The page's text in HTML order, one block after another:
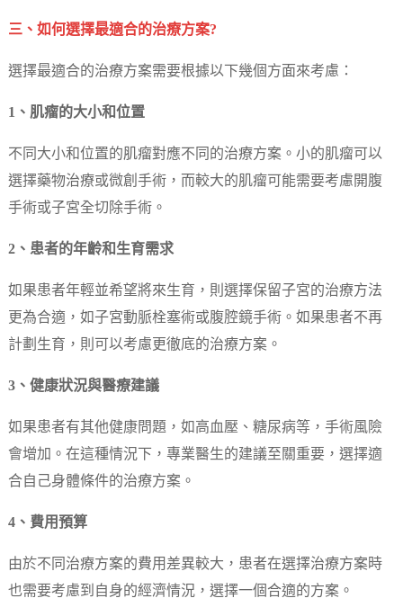
三、如何選擇最適合的治療方案?
選擇最適合的治療方案需要根據以下幾個方面來考慮：
1、肌瘤的大小和位置
不同大小和位置的肌瘤對應不同的治療方案。小的肌瘤可以
選擇藥物治療或微創手術，而較大的肌瘤可能需要考慮開腹
手術或子宮全切除手術。
2、患者的年齡和生育需求
如果患者年輕並希望將來生育，則選擇保留子宮的治療方法
更為合適，如子宮動脈栓塞術或腹腔鏡手術。如果患者不再
計劃生育，則可以考慮更徹底的治療方案。
3、健康狀況與醫療建議
如果患者有其他健康問題，如高血壓、糖尿病等，手術風險
會增加。在這種情況下，專業醫生的建議至關重要，選擇適
合自己身體條件的治療方案。
4、費用預算
由於不同治療方案的費用差異較大，患者在選擇治療方案時
也需要考慮到自身的經濟情況，選擇一個合適的方案。